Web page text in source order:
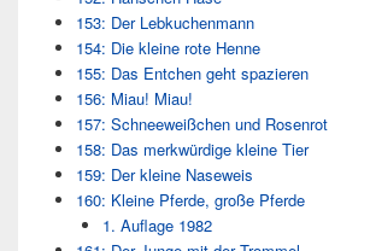
153: Der Lebkuchenmann
154: Die kleine rote Henne
155: Das Entchen geht spazieren
156: Miau! Miau!
157: Schneeweißchen und Rosenrot
158: Das merkwürdige kleine Tier
159: Der kleine Naseweis
160: Kleine Pferde, große Pferde
1. Auflage 1982